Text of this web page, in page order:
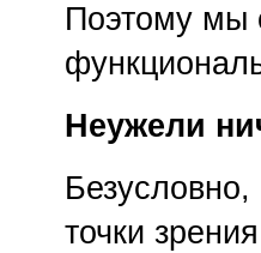
Поэтому мы
Неужели
точки